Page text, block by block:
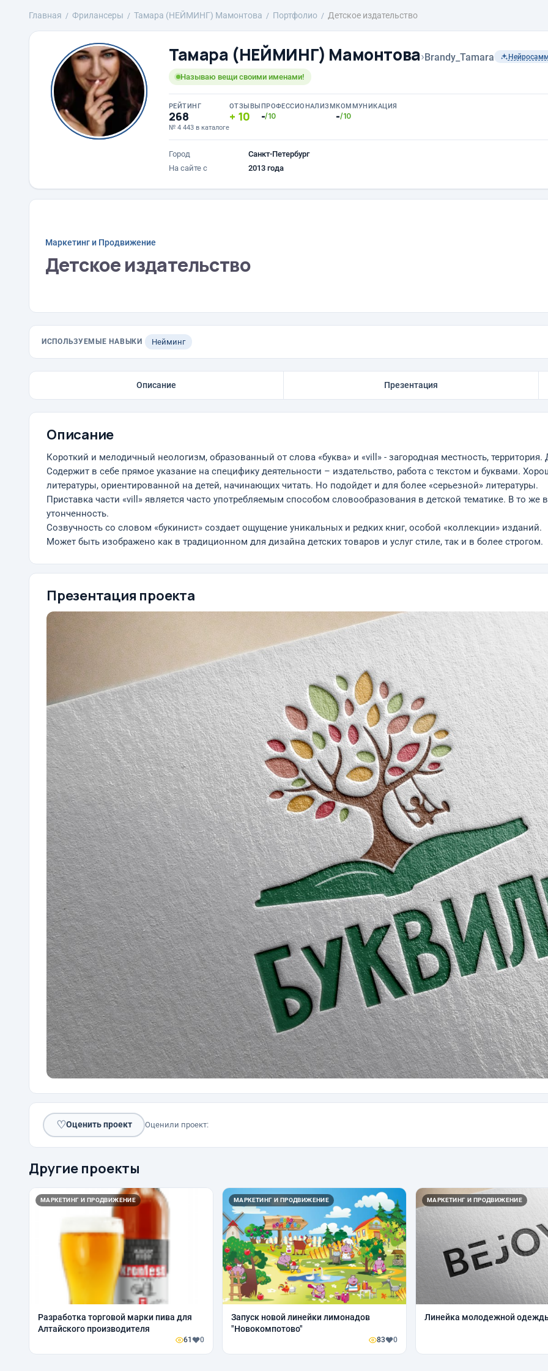
Главная Фрилансеры Тамара (НЕЙМИНГ) Мамонтова Портфолио Детское издательство
Тамара (НЕЙМИНГ) Мамонтова›Brandy_Tamara
Называю вещи своими именами!
РЕЙТИНГ
268
№ 4 443 в каталоге
ОТЗЫВЫ
10
ПРОФЕССИОНАЛИЗМ
-/10
КОММУНИКАЦИЯ
-/10
Город
Санкт-Петербург
На сайте с
2013 года
Маркетинг и Продвижение
Детское издательство
ИСПОЛЬЗУЕМЫЕ НАВЫКИ Нейминг
Описание Презентация
Описание
Короткий и мелодичный неологизм, образованный от слова «буква» и «vill» - загородная местность, территория.
Содержит в себе прямое указание на специфику деятельности – издательство, работа с текстом и буквами.
литературы, ориентированной на детей, начинающих читать. Но подойдет и для более «серьезной» литературы.
Приставка части «vill» является часто употребляемым способом словообразования в детской тематике. В то же
утонченность.
Созвучность со словом «букинист» создает ощущение уникальных и редких книг, особой «коллекции» изданий.
Может быть изображено как в традиционном для дизайна детских товаров и услуг стиле, так и в более строгом.
Презентация проекта
♡Оценить проект Оценили проект:
Другие проекты
МАРКЕТИНГ И ПРОДВИЖЕНИЕ
Разработка торговой марки пива для
Алтайского производителя
61 0
МАРКЕТИНГ И ПРОДВИЖЕНИЕ
Запуск новой линейки лимонадов
"Новокомпотово"
83 0
МАРКЕТИНГ И ПРОДВИЖЕНИЕ
Линейка молодежной